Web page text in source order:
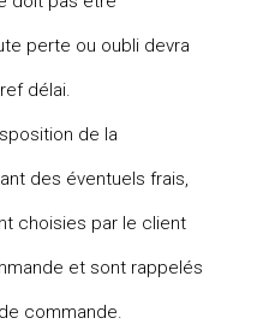
perte ou oubli devra
délai.
de la
des éventuels frais,
choisies par le client
et sont rappelés
commande.